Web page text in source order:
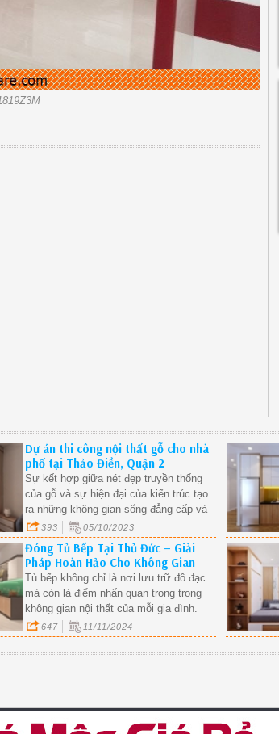
Dự án thi công nội thất gỗ cho nhà
phố tại Thảo Điền, Quận 2
Sự kết hợp giữa nét đẹp truyền thống
của gỗ và sự hiện đại của kiến trúc tạo
ra những không gian sống đẳng cấp và
bền vững.
393 05/10/2023
Đóng Tủ Bếp Tại Thủ Đức – Giải
Pháp Hoàn Hảo Cho Không Gian
Bếp Nhà Bạn.
Tủ bếp không chỉ là nơi lưu trữ đồ đạc
mà còn là điểm nhấn quan trọng trong
không gian nội thất của mỗi gia đình.
Nếu bạn đang tìm kiếm dịch vụ đóng tủ
bếp tại Thủ Đức, bài viết này sẽ cung
cấp cho bạn những thông tin cần thiết
647 11/11/2024